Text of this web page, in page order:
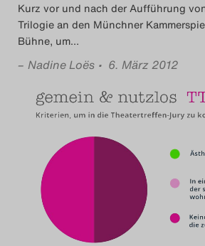
Kurz vor und nach der Aufführung
Trilogie an den Münchner
Bühne, um…
– Nadine Loës • 6. März 2012